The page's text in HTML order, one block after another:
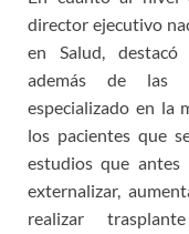
director ejecutivo
en Salud, destacó
además de las
especializado en la
los pacientes que
estudios que
externalizar,
realizar